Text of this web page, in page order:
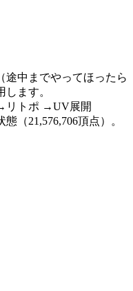
途中までやってほったら
ます。
リトポ →UV展開
（21,576,706頂点）。